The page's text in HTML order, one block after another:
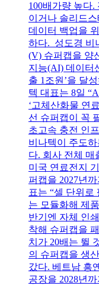
100배가량 높다
이거나 솔리드
데이터 백업을
하다. 성도경 비
(V) 슈퍼캡을 양
지능(AI) 데이터
출 1조원’을 달
텍 대표는 8일
‘고체산화물 연
선 슈퍼캡이 꼭
초고속 충전 인
비나텍이 주도
다. 회사 전체 매
미국 연료전지
퍼캡을 2027년
표는 “셀 단위로
는 모듈화해 제
반기엔 자체 인
착해 슈퍼캡을
치가 20배는 뛸
의 슈퍼캡을 생
갔다. 베트남 흥
공장을 2028년